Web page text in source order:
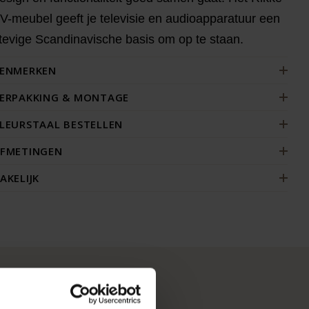
meubel geeft je televisie en audioapparatuur een
Scandinavische basis om op te staan.
& MONTAGE
BESTELLEN